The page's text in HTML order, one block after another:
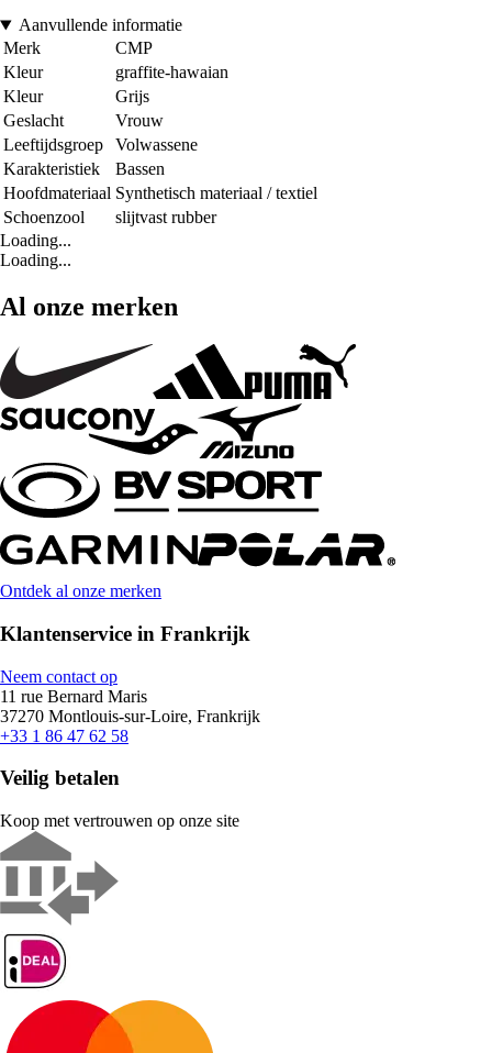
Aanvullende informatie
Merk
CMP
Kleur
graffite-hawaian
Kleur
Grijs
Geslacht
Vrouw
Leeftijdsgroep
Volwassene
Karakteristiek
Bassen
Hoofdmateriaal Synthetisch materiaal / textiel
Schoenzool
slijtvast rubber
Loading...
Loading...
Al onze merken
Ontdek al onze merken
Klantenservice in Frankrijk
Neem contact op
11 rue Bernard Maris
37270 Montlouis-sur-Loire, Frankrijk
+33 1 86 47 62 58
Veilig betalen
Koop met vertrouwen op onze site